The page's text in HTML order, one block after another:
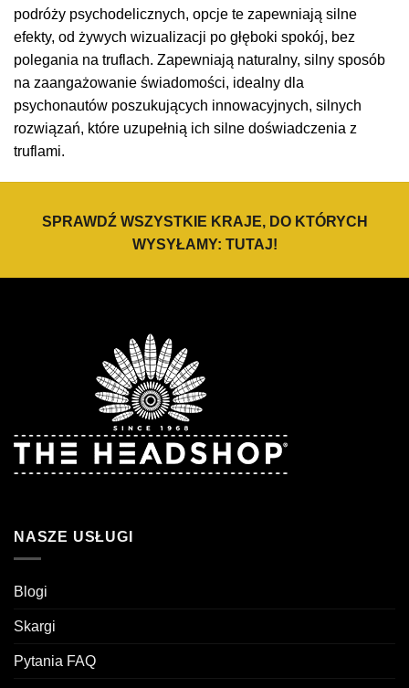
podróży psychodelicznych, opcje te zapewniają silne
efekty, od żywych wizualizacji po głęboki spokój, bez
polegania na truflach. Zapewniają naturalny, silny sposób
na zaangażowanie świadomości, idealny dla
psychonautów poszukujących innowacyjnych, silnych
rozwiązań, które uzupełnią ich silne doświadczenia z
truflami.
SPRAWDŹ WSZYSTKIE KRAJE, DO KTÓRYCH
WYSYŁAMY: TUTAJ!
NASZE USŁUGI
Blogi
Skargi
Pytania FAQ